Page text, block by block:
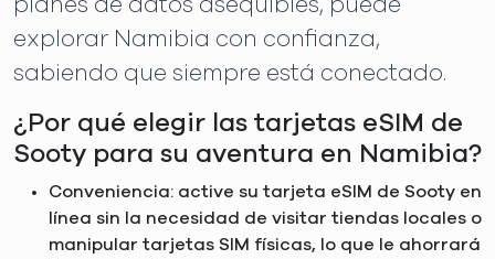
planes de datos asequibles, puede
explorar Namibia con confianza,
sabiendo que siempre está conectado.
¿Por qué elegir las tarjetas eSIM de
Sooty para su aventura en Namibia?
Conveniencia: active su tarjeta eSIM de Sooty en
línea sin la necesidad de visitar tiendas locales o
manipular tarjetas SIM físicas, lo que le ahorrará